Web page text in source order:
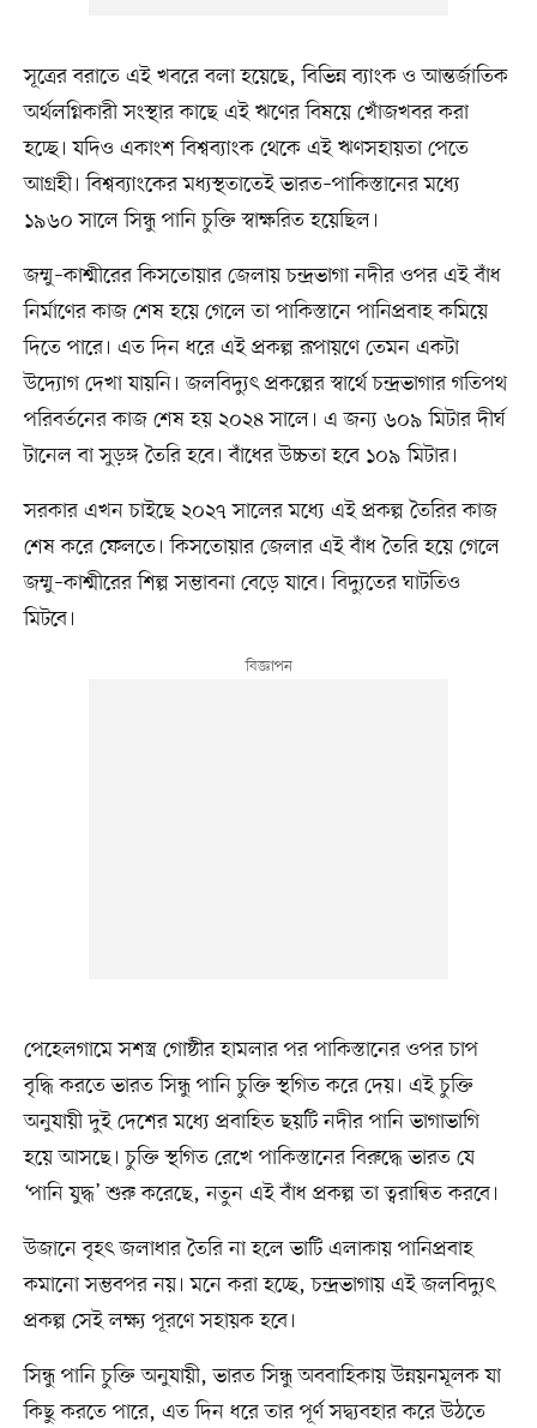
সূত্রের বরাতে এই খবরে বলা হয়েছে, বিভিন্ন ব্যাংক ও আন্তর্জাতিক
অর্থলগ্নিকারী সংস্থার কাছে এই ঋণের বিষয়ে খোঁজখবর করা
হচ্ছে। যদিও একাংশ বিশ্বব্যাংক থেকে এই ঋণসহায়তা পেতে
আগ্রহী। বিশ্বব্যাংকের মধ্যস্থতাতেই ভারত–পাকিস্তানের মধ্যে
১৯৬০ সালে সিন্ধু পানি চুক্তি স্বাক্ষরিত হয়েছিল।
জম্মু–কাশ্মীরের কিসতোয়ার জেলায় চন্দ্রভাগা নদীর ওপর এই বাঁধ
নির্মাণের কাজ শেষ হয়ে গেলে তা পাকিস্তানে পানিপ্রবাহ কমিয়ে
দিতে পারে। এত দিন ধরে এই প্রকল্প রূপায়ণে তেমন একটা
উদ্যোগ দেখা যায়নি। জলবিদ্যুৎ প্রকল্পের স্বার্থে চন্দ্রভাগার গতিপথ
পরিবর্তনের কাজ শেষ হয় ২০২৪ সালে। এ জন্য ৬০৯ মিটার দীর্ঘ
টানেল বা সুড়ঙ্গ তৈরি হবে। বাঁধের উচ্চতা হবে ১০৯ মিটার।
সরকার এখন চাইছে ২০২৭ সালের মধ্যে এই প্রকল্প তৈরির কাজ
শেষ করে ফেলতে। কিসতোয়ার জেলার এই বাঁধ তৈরি হয়ে গেলে
জম্মু–কাশ্মীরের শিল্প সম্ভাবনা বেড়ে যাবে। বিদ্যুতের ঘাটতিও
মিটবে।
পেহেলগামে সশস্ত্র গোষ্ঠীর হামলার পর পাকিস্তানের ওপর চাপ
বৃদ্ধি করতে ভারত সিন্ধু পানি চুক্তি স্থগিত করে দেয়। এই চুক্তি
অনুযায়ী দুই দেশের মধ্যে প্রবাহিত ছয়টি নদীর পানি ভাগাভাগি
হয়ে আসছে। চুক্তি স্থগিত রেখে পাকিস্তানের বিরুদ্ধে ভারত যে
‘পানি যুদ্ধ’ শুরু করেছে, নতুন এই বাঁধ প্রকল্প তা ত্বরান্বিত করবে।
উজানে বৃহৎ জলাধার তৈরি না হলে ভাটি এলাকায় পানিপ্রবাহ
কমানো সম্ভবপর নয়। মনে করা হচ্ছে, চন্দ্রভাগায় এই জলবিদ্যুৎ
প্রকল্প সেই লক্ষ্য পূরণে সহায়ক হবে।
সিন্ধু পানি চুক্তি অনুযায়ী, ভারত সিন্ধু অববাহিকায় উন্নয়নমূলক যা
কিছু করতে পারে, এত দিন ধরে তার পূর্ণ সদ্ব্যবহার করে উঠতে